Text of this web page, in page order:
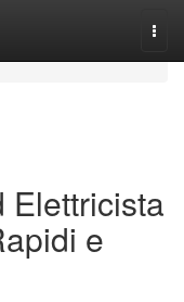
Elettricista
e